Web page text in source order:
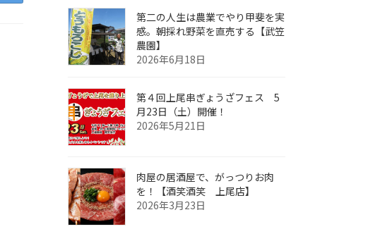
第二の人生は農業でやり甲斐を実
感。朝採れ野菜を直売する【武笠
農園】
2026年6月18日
第４回上尾串ぎょうざフェス 5
月23日（土）開催！
2026年5月21日
肉屋の居酒屋で、がっつりお肉
を！【酒笑酒笑 上尾店】
2026年3月23日